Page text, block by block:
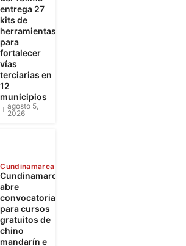
entrega 27
kits de
herramientas
para
fortalecer
vías
terciarias en
12
municipios
agosto 5,
2026
Cundinamarca
Cundinamarca
abre
convocatorias
para cursos
gratuitos de
chino
mandarín e